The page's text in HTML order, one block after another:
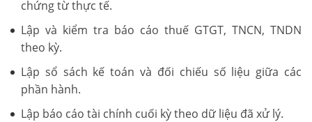
chứng từ thực tế.
Lập và kiểm tra báo cáo thuế GTGT, TNCN, TNDN
theo kỳ.
Lập sổ sách kế toán và đối chiếu số liệu giữa các
phần hành.
Lập báo cáo tài chính cuối kỳ theo dữ liệu đã xử lý.